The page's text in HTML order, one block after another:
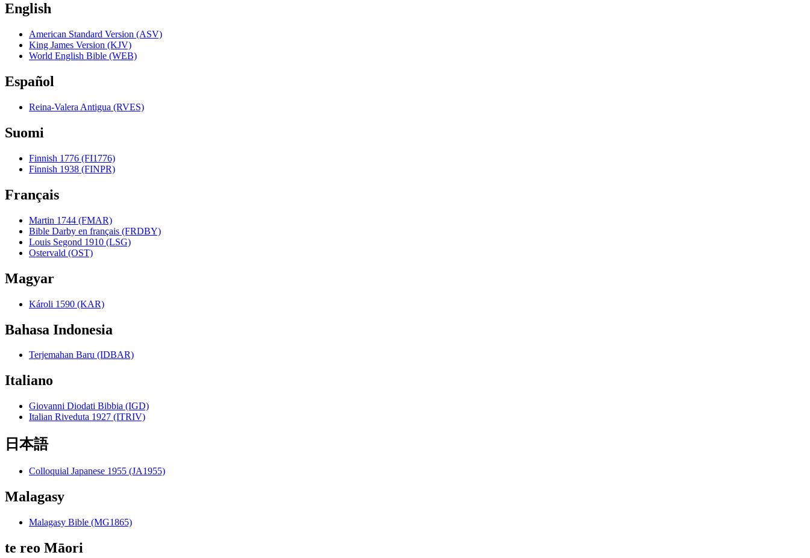
English
American Standard Version (ASV)
King James Version (KJV)
World English Bible (WEB)
Español
Reina-Valera Antigua (RVES)
Suomi
Finnish 1776 (FI1776)
Finnish 1938 (FINPR)
Français
Martin 1744 (FMAR)
Bible Darby en français (FRDBY)
Louis Segond 1910 (LSG)
Ostervald (OST)
Magyar
Károli 1590 (KAR)
Bahasa Indonesia
Terjemahan Baru (IDBAR)
Italiano
Giovanni Diodati Bibbia (IGD)
Italian Riveduta 1927 (ITRIV)
日本語
Colloquial Japanese 1955 (JA1955)
Malagasy
Malagasy Bible (MG1865)
te reo Māori